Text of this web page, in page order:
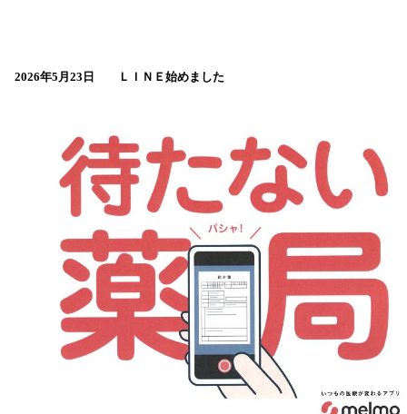
2026年5月23日 ＬＩＮＥ始めました